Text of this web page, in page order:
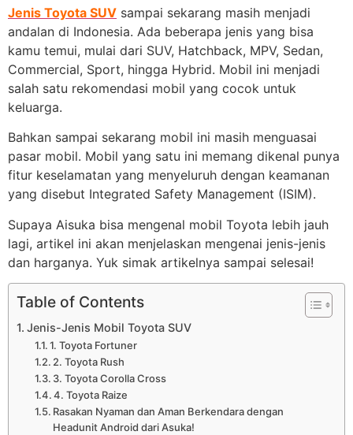
Jenis Toyota SUV sampai sekarang masih menjadi
andalan di Indonesia. Ada beberapa jenis yang bisa
kamu temui, mulai dari SUV, Hatchback, MPV, Sedan,
Commercial, Sport, hingga Hybrid. Mobil ini menjadi
salah satu rekomendasi mobil yang cocok untuk
keluarga.
Bahkan sampai sekarang mobil ini masih menguasai
pasar mobil. Mobil yang satu ini memang dikenal punya
fitur keselamatan yang menyeluruh dengan keamanan
yang disebut Integrated Safety Management (ISIM).
Supaya Aisuka bisa mengenal mobil Toyota lebih jauh
lagi, artikel ini akan menjelaskan mengenai jenis-jenis
dan harganya. Yuk simak artikelnya sampai selesai!
Table of Contents
Jenis-Jenis Mobil Toyota SUV
1. Toyota Fortuner
2. Toyota Rush
3. Toyota Corolla Cross
4. Toyota Raize
Rasakan Nyaman dan Aman Berkendara dengan
Headunit Android dari Asuka!